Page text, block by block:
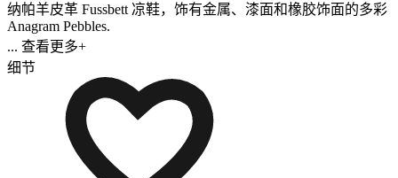
纳帕羊皮革 Fussbett 凉鞋，饰有金属、漆面和橡胶饰面的多彩
Anagram Pebbles.
... 查看更多+
细节